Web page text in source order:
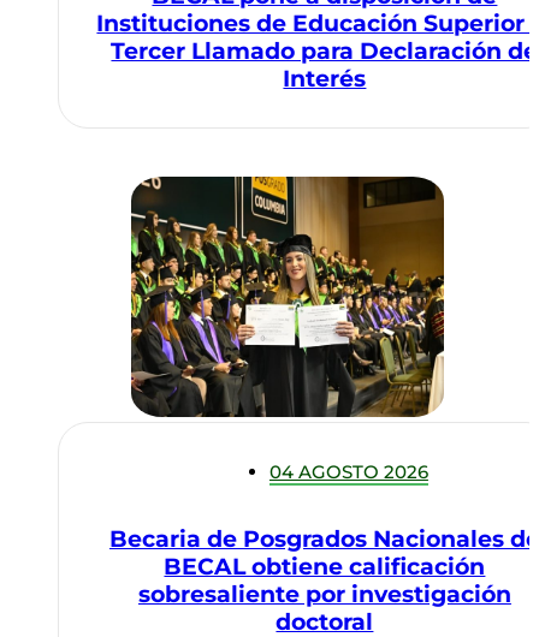
Instituciones de Educación Superior
Tercer Llamado para Declaración de
Interés
04 AGOSTO 2026
Becaria de Posgrados Nacionales de
BECAL obtiene calificación
sobresaliente por investigación
doctoral